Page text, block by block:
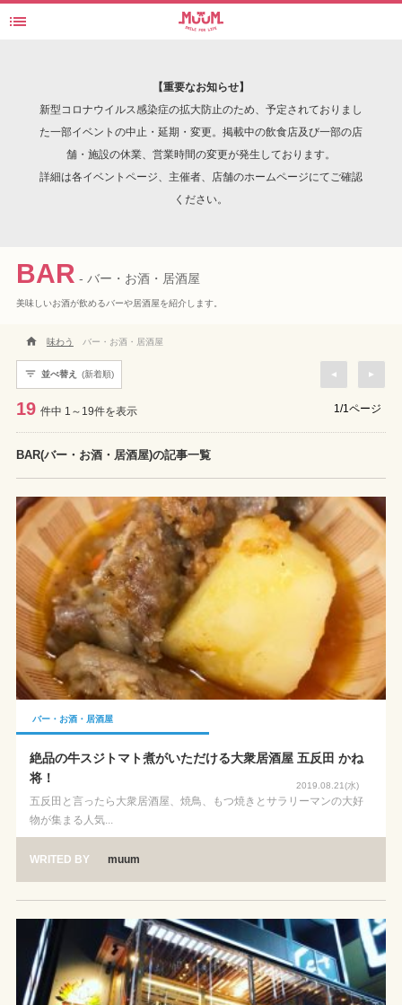
バー・お酒・居酒屋
INTERVIEW

【重要なお知らせ】
新型コロナウイルス感染症の拡大防止のため、予定されておりまし
た一部イベントの中止・延期・変更。掲載中の飲食店及び一部の店
舗・施設の休業、営業時間の変更が発生しております。
詳細は各イベントページ、主催者、店舗のホームページにてご確認
ください。
BAR - バー・お酒・居酒屋
美味しいお酒が飲めるバーや居酒屋を紹介します。
 味わう バー・お酒・居酒屋
 並べ替え (新着順) ▲ ▲
19 件中 1～19件を表示 1/1ページ
BAR(バー・お酒・居酒屋)の記事一覧
バー・お酒・居酒屋
絶品の牛スジトマト煮がいただける大衆居酒屋 五反田 かね
将！
五反田と言ったら大衆居酒屋、焼鳥、もつ焼きとサラリーマンの大好
物が集まる人気...
2019.08.21(水)
WRITED BY muum